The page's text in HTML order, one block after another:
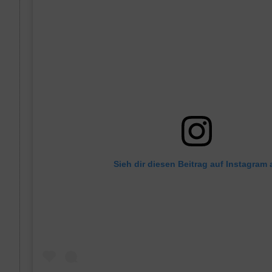
Sieh dir diesen Beitrag auf Instagram